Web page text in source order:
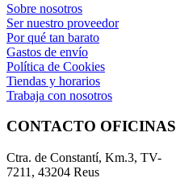
Sobre nosotros
Ser nuestro proveedor
Por qué tan barato
Gastos de envío
Política de Cookies
Tiendas y horarios
Trabaja con nosotros
CONTACTO OFICINAS
Ctra. de Constantí, Km.3, TV-
7211, 43204 Reus